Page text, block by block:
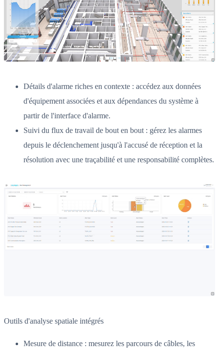
Détails d'alarme riches en contexte : accédez aux données
d'équipement associées et aux dépendances du système à
partir de l'interface d'alarme.
Suivi du flux de travail de bout en bout : gérez les alarmes
depuis le déclenchement jusqu'à l'accusé de réception et la
résolution avec une traçabilité et une responsabilité complètes.
Outils d'analyse spatiale intégrés
Mesure de distance : mesurez les parcours de câbles, les